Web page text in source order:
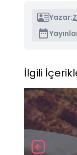
Yazar:
İlgili